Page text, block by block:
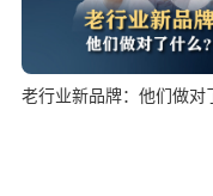
老行业新品牌：他们做对